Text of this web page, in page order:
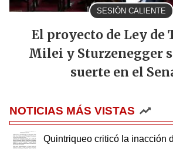
SESIÓN CALIENTE
El proyecto de Ley de
Milei y Sturzenegger
suerte en el
NOTICIAS MÁS VISTAS
Quintriqueo criticó la inacción